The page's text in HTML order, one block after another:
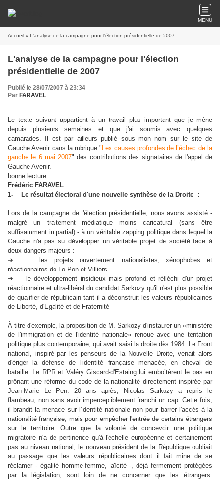
MENU
Accueil » L'analyse de la campagne pour l'élection présidentielle de 2007
L'analyse de la campagne pour l'élection
présidentielle de 2007
Publié le 28/07/2007 à 23:34
Par FARAVEL
Le texte suivant appartient à un travail plus important que je mène
depuis plusieurs semaines et que j'ai soumis avec quelques
camarades. Il est par ailleurs publié sous mon nom sur le site de
Gauche Avenir dans la rubrique " Les causes profondes de l’échec de la
gauche le 6 mai 2007" des contributions des signataires de l'appel de
Gauche Avenir.
bonne lecture
Frédéric FARAVEL
1- Le résultat électoral d'une nouvelle synthèse de la Droite :
Lors de la campagne de l'élection présidentielle, nous avons assisté -
malgré un traitement médiatique moins caricatural (sans être
suffisamment impartial) - à un véritable zapping politique dans lequel la
Gauche n'a pas su développer un véritable projet de société face à
deux dangers majeurs :
➔ les projets ouvertement nationalistes, xénophobes et
réactionnaires de Le Pen et Villiers ;
➔ le développement insidieux mais profond et réfléchi d'un projet
réactionnaire et ultra-libéral du candidat Sarkozy qu'il n'est plus possible
de qualifier de républicain tant il a déconstruit les valeurs républicaines
de Liberté, d'Egalité et de Fraternité.
À titre d'exemple, la proposition de M. Sarkozy d'instaurer un «ministère
de l'immigration et de l'identité nationale» renoue avec une tentation
politique plus contemporaine, qui avait saisi la droite dès 1984. Le Front
national, inspiré par les penseurs de la Nouvelle Droite, venait alors
d'ériger la défense de l'identité française menacée, en cheval de
bataille. Le RPR et Valéry Giscard-d'Estaing lui emboîtèrent le pas en
prônant une réforme du code de la nationalité directement inspirée par
Jean-Marie Le Pen. 20 ans après, Nicolas Sarkozy a repris le
flambeau, non sans avoir imperceptiblement franchi un cap. Cette fois,
il brandit la menace sur l'identité nationale non pour barrer l'accès à la
nationalité française, mais pour empêcher l'entrée de certains étrangers
sur le territoire. Outre que la volonté de concevoir une politique
migratoire n'a de pertinence qu'à l'échelle européenne et certainement
pas au niveau national, le nouveau président de la République oubliait
au passage que les valeurs républicaines dont il fait mine de se
réclamer - égalité homme-femme, laïcité -, déjà fermement protégées
par la législation, sont loin de ne concerner que les étrangers.